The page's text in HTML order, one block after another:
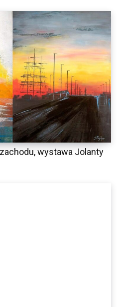
wystawa Jolanty